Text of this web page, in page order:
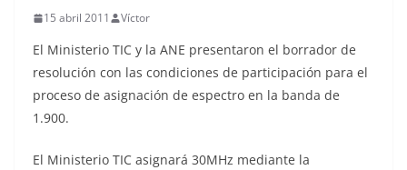
15 abril 2011 Víctor
El Ministerio TIC y la ANE presentaron el borrador de
resolución con las condiciones de participación para el
proceso de asignación de espectro en la banda de
1.900.
El Ministerio TIC asignará 30MHz mediante la